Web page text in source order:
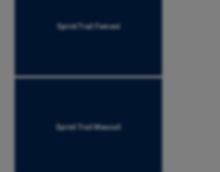
Sprint Trail Femení
Sprint Trail Masculí